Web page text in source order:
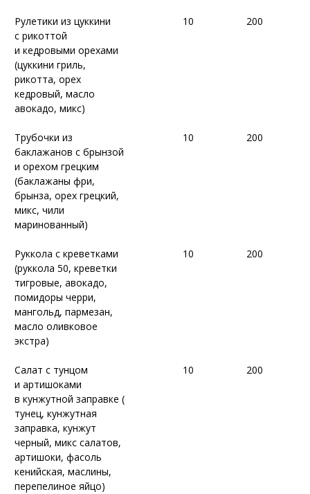
Рулетики из цуккини
с рикоттой
и кедровыми орехами
(цуккини гриль,
рикотта, орех
кедровый, масло
авокадо, микс)
10 200
Трубочки из
баклажанов с брынзой
и орехом грецким
(баклажаны фри,
брынза, орех грецкий,
микс, чили
маринованный)
10 200
Руккола с креветками
(руккола 50, креветки
тигровые, авокадо,
помидоры черри,
мангольд, пармезан,
масло оливковое
экстра)
10 200
Салат с тунцом
и артишоками
в кунжутной заправке (
тунец, кунжутная
заправка, кунжут
черный, микс салатов,
артишоки, фасоль
кенийская, маслины,
перепелиное яйцо)
10 200
Рулетики из цуккини
с рикоттой
и кедровыми орехами
(цуккини гриль,
рикотта, орех
кедровый, масло
авокадо, микс)
10 200
Трубочки из
баклажанов с брынзой
и орехом грецким
(баклажаны фри,
брынза, орех грецкий,
микс, чили
маринованный)
10 200
Руккола с креветками
(руккола 50, креветки
тигровые, авокадо,
помидоры черри,
мангольд, пармезан,
масло оливковое
экстра)
10 200
Салат с тунцом
и артишоками
в кунжутной заправке (
тунец, кунжутная
заправка, кунжут
черный, микс салатов,
артишоки, фасоль
кенийская, маслины,
перепелиное яйцо)
10 200